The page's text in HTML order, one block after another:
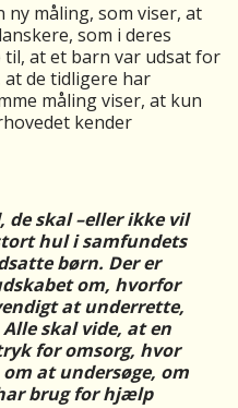
måling, som viser, at
som i deres
at et barn var udsat for
at de tidligere har
måling viser, at kun
kender
de skal –eller ikke vil
hul i samfundets
børn. Der er
om, hvorfor
at underrette,
skal vide, at en
for omsorg, hvor
at undersøge, om
brug for hjælp